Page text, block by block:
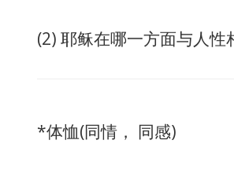
(2) 耶稣在哪一方面与人性
*体恤(同情， 同感)